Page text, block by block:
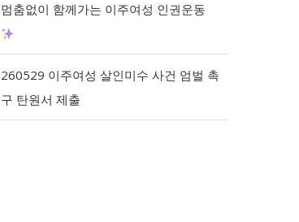
멈춤없이 함께가는 이주여성 인권운동
260529 이주여성 살인미수 사건 엄벌 촉
구 탄원서 제출